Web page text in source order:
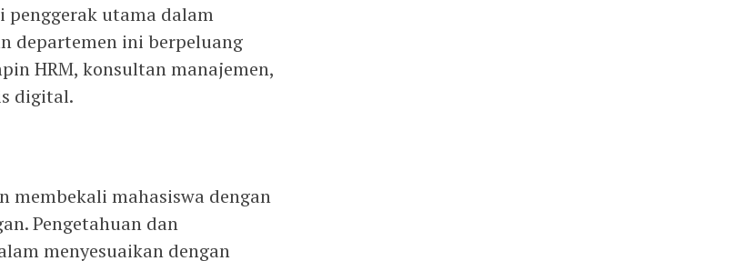
penggerak utama dalam
departemen ini berpeluang
HRM, konsultan manajemen,
digital.
membekali mahasiswa dengan
Pengetahuan dan
menyesuaikan dengan